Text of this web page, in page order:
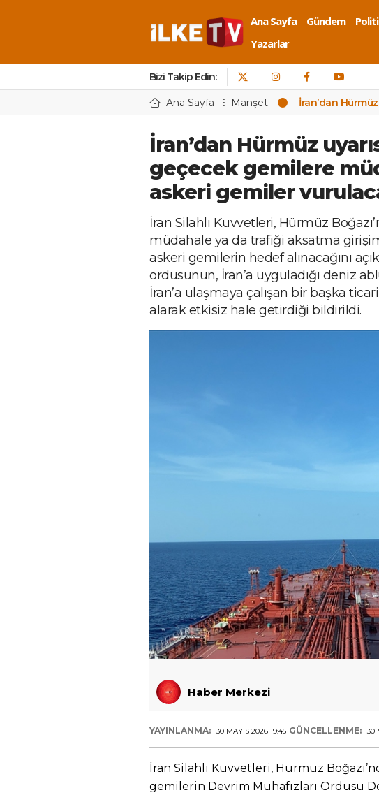
Ana Sayfa Gündem
Yazarlar
Bizi Takip Edin:
Ana Sayfa Manşet İran’dan
İran’dan Hürmüz
geçecek gemilere
askeri gemiler
İran Silahlı Kuvvetleri, Hürmüz
müdahale ya da trafiği aksatma
askeri gemilerin hedef alınacağını
ordusunun, İran’a uyguladığı deniz
İran’a ulaşmaya çalışan bir başka
alarak etkisiz hale getirdiği bildirildi.
Haber Merkezi
YAYINLANMA: 30 MAYIS 2026 19:45 GÜNCELLENME: 30
İran Silahlı Kuvvetleri, Hürmüz
gemilerin Devrim Muhafızları Ordusu